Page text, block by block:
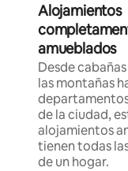
Alojamientos
amueblados
Desde
las montañas
de la ciudad,
alojamientos
tienen todas
de un hogar.